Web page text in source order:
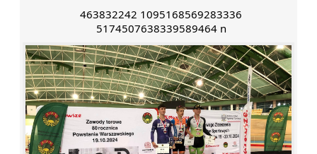
463832242 1095168569283336
5174507638339589464 n